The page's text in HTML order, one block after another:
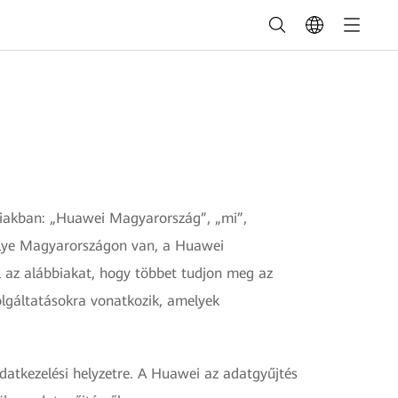
„Huawei Magyarország”, „mi”,
Magyarországon van, a Huawei
az alábbiakat, hogy többet tudjon meg az
vonatkozik, amelyek
helyzetre. A Huawei az adatgyűjtés